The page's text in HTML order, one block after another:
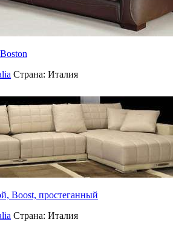
Страна: Италия
Boost, простеганный
Страна: Италия